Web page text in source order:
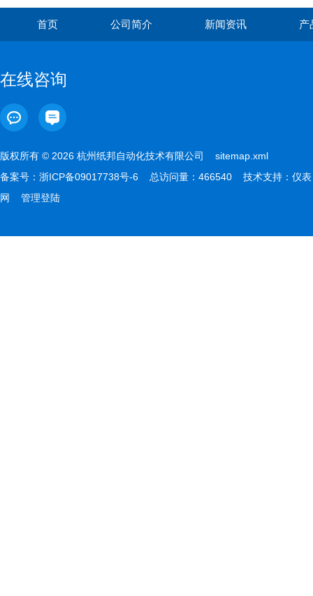
首页 公司简介 新闻资讯 产
在线咨询
版权所有 © 2026 杭州纸邦自动化技术有限公司 sitemap.xml
备案号： 浙ICP备09017738号-6 总访问量：466540 技术支持： 仪表
网
管理登陆